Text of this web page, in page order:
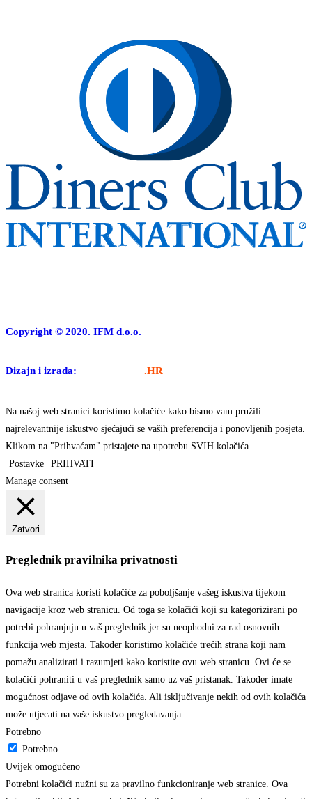
Copyright © 2020. IFM d.o.o.
Dizajn i izrada: .HR
Na našoj web stranici koristimo kolačiće kako bismo vam pružili
najrelevantnije iskustvo sjećajući se vaših preferencija i ponovljenih posjeta.
Klikom na "Prihvaćam" pristajete na upotrebu SVIH kolačića.
Postavke
PRIHVATI
Manage consent
Zatvori
Preglednik pravilnika privatnosti
Ova web stranica koristi kolačiće za poboljšanje vašeg iskustva tijekom
navigacije kroz web stranicu. Od toga se kolačići koji su kategorizirani po
potrebi pohranjuju u vaš preglednik jer su neophodni za rad osnovnih
funkcija web mjesta. Također koristimo kolačiće trećih strana koji nam
pomažu analizirati i razumjeti kako koristite ovu web stranicu. Ovi će se
kolačići pohraniti u vaš preglednik samo uz vaš pristanak. Također imate
mogućnost odjave od ovih kolačića. Ali isključivanje nekih od ovih kolačića
može utjecati na vaše iskustvo pregledavanja.
Potrebno
Potrebno
Uvijek omogućeno
Potrebni kolačići nužni su za pravilno funkcioniranje web stranice. Ova